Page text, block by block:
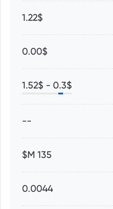
1.22$
0.00$
0.3$ -
1.52$
--
135 M$
0.0044